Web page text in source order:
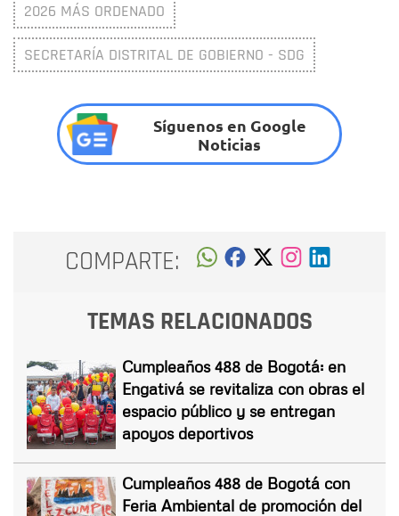
2026 MÁS ORDENADO
SECRETARÍA DISTRITAL DE GOBIERNO - SDG
Síguenos en Google
Noticias
COMPARTE:
TEMAS RELACIONADOS
Cumpleaños 488 de Bogotá: en
Engativá se revitaliza con obras el
espacio público y se entregan
apoyos deportivos
Cumpleaños 488 de Bogotá con
Feria Ambiental de promoción del